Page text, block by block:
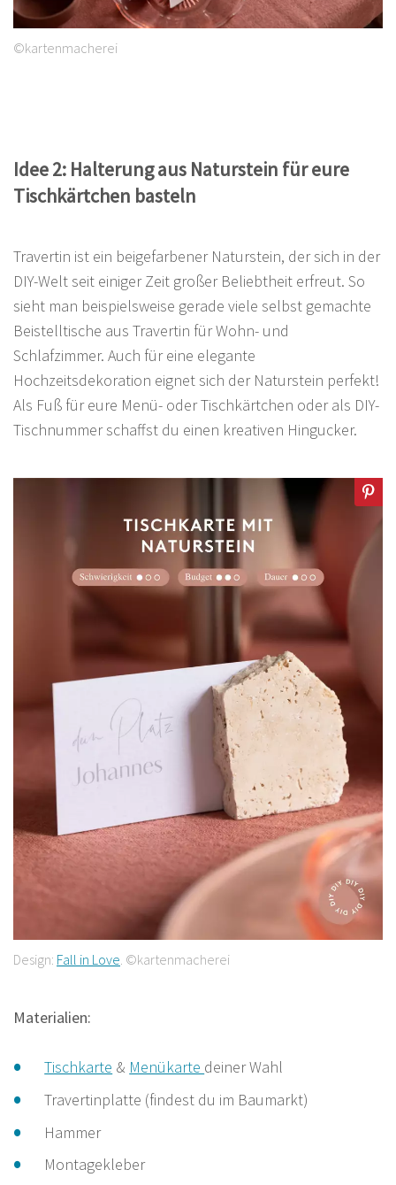
©kartenmacherei
Idee 2: Halterung aus Naturstein für eure
Tischkärtchen basteln
Travertin ist ein beigefarbener Naturstein, der sich in der
DIY-Welt seit einiger Zeit großer Beliebtheit erfreut. So
sieht man beispielsweise gerade viele selbst gemachte
Beistelltische aus Travertin für Wohn- und
Schlafzimmer. Auch für eine elegante
Hochzeitsdekoration eignet sich der Naturstein perfekt!
Als Fuß für eure Menü- oder Tischkärtchen oder als DIY-
Tischnummer schaffst du einen kreativen Hingucker.
Design: Fall in Love. ©kartenmacherei
Materialien:
Tischkarte & Menükarte deiner Wahl
Travertinplatte (findest du im Baumarkt)
Hammer
Montagekleber